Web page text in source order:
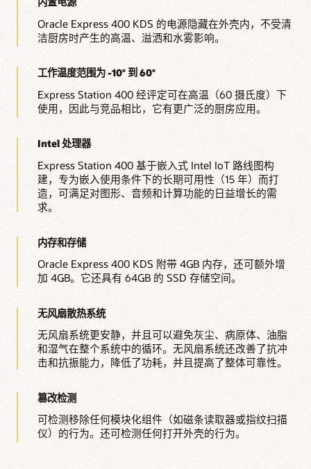
Oracle Express 400 KDS 的电源隐藏在外壳内，不受清
洁厨房时产生的高温、溢洒和水雾影响。
工作温度范围为 -10° 到 60°
Express Station 400 经评定可在高温（60 摄氏度）下
使用，因此与竞品相比，它有更广泛的厨房应用。
Intel 处理器
Express Station 400 基于嵌入式 Intel IoT 路线图构
建，专为嵌入使用条件下的长期可用性（15 年）而打
造，可满足对图形、音频和计算功能的日益增长的需
求。
内存和存储
Oracle Express 400 KDS 附带 4GB 内存，还可额外增
加 4GB。它还具有 64GB 的 SSD 存储空间。
无风扇散热系统
无风扇系统更安静，并且可以避免灰尘、病原体、油脂
和湿气在整个系统中的循环。无风扇系统还改善了抗冲
击和抗振能力，降低了功耗，并且提高了整体可靠性。
篡改检测
可检测移除任何模块化组件（如磁条读取器或指纹扫描
仪）的行为。还可检测任何打开外壳的行为。